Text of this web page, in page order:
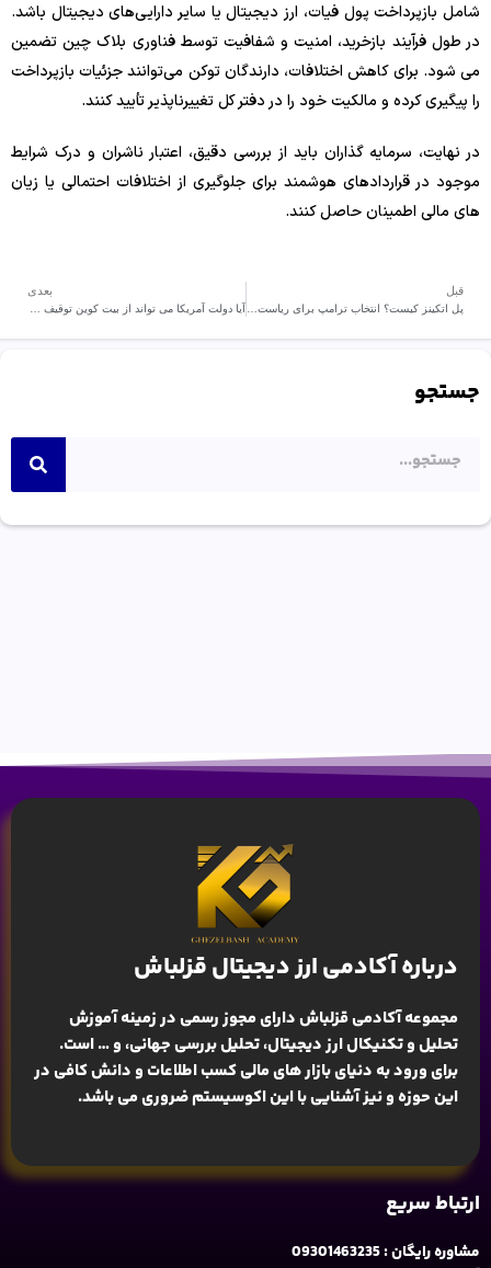
شامل بازپرداخت پول فیات، ارز دیجیتال یا سایر دارایی‌های دیجیتال باشد.
در طول فرآیند بازخرید، امنیت و شفافیت توسط فناوری بلاک چین تضمین
می شود. برای کاهش اختلافات، دارندگان توکن می‌توانند جزئیات بازپرداخت
را پیگیری کرده و مالکیت خود را در دفتر کل تغییرناپذیر تأیید کنند.
در نهایت، سرمایه گذاران باید از بررسی دقیق، اعتبار ناشران و درک شرایط
موجود در قراردادهای هوشمند برای جلوگیری از اختلافات احتمالی یا زیان
های مالی اطمینان حاصل کنند.
قبل بعدی
جستجو
درباره آکادمی ارز دیجیتال قزلباش
مجموعه آکادمی قزلباش دارای مجوز رسمی در زمینهآموزش
تحلیل و تکنیکال ارز دیجیتال، تحلیل بررسی جهانی، و … است.
برای ورود به دنیای بازار های مالی کسب اطلاعات و دانش کافی در
این حوزه و نیز آشنایی با این اکوسیستم ضروری می باشد.
ارتباط سریع
مشاوره رایگان : 09301463235